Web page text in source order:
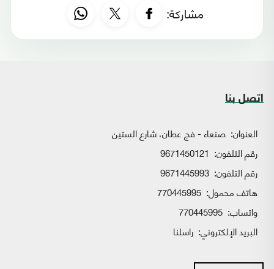
مشاركة:
اتصل بنا
العنوان: صنعاء - فج عطان، شارع الستين
رقم التلفون: 9671450121
رقم التلفون: 9671445993
هاتف محمول: 770445995
واتساب:
البريد الإلكتروني: راسلنا